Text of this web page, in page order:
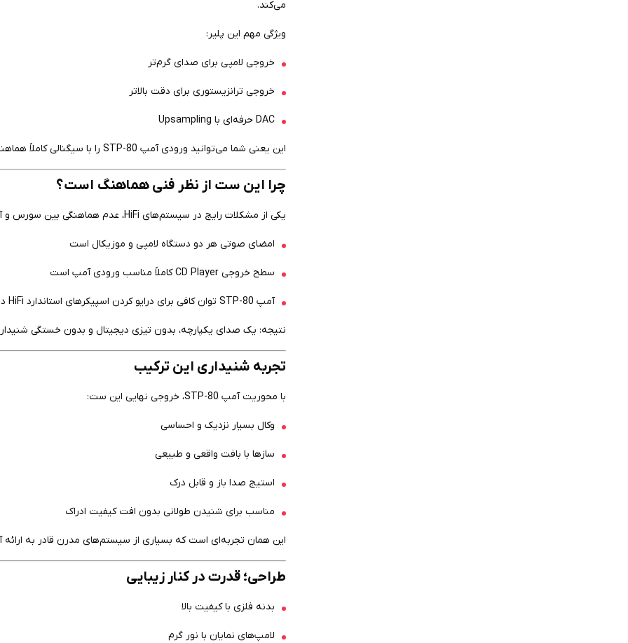
می‌کند.
ویژگی مهم این پلیر:
خروجی لامپی برای صدای گرم‌تر
خروجی ترانزیستوری برای دقت بالاتر
DAC حرفه‌ای با Upsampling
این یعنی شما می‌توانید ورودی آمپ STP-80 را با سیگنالی کاملاً هماهنگ و باکیفیت تغذیه کنید.
چرا این ست از نظر فنی هماهنگ است؟
یکی از مشکلات رایج در سیستم‌های HiFi، عدم هماهنگی بین سورس و آمپ است. اما در این ترکیب:
امضای صوتی هر دو دستگاه لامپی و موزیکال است
سطح خروجی CD Player کاملاً مناسب ورودی آمپ است
آمپ STP-80 توان کافی برای درایو کردن اسپیکرهای استاندارد HiFi دارد
نتیجه: یک صدای یکپارچه، بدون تیزی دیجیتال و بدون خستگی
تجربه شنیداری این ترکیب
با محوریت آمپ STP-80، خروجی نهایی این ست:
وکال بسیار نزدیک و احساسی
سازها با بافت واقعی و طبیعی
استیج صدا باز و قابل درک
مناسب برای شنیدن طولانی بدون افت کیفیت ادراک
این همان تجربه‌ای است که بسیاری از سیستم‌های مدرن قادر به ارائه
طراحی؛ قدرت در کنار زیبایی
بدنه فلزی با کیفیت بالا
لامپ‌های نمایان با نور گرم